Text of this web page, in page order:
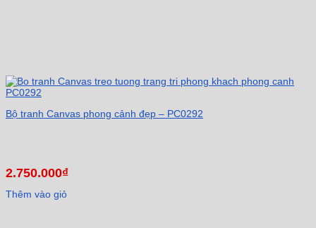
Bộ tranh Canvas phong cảnh đẹp – PC0292
2.750.000₫
Thêm vào giỏ